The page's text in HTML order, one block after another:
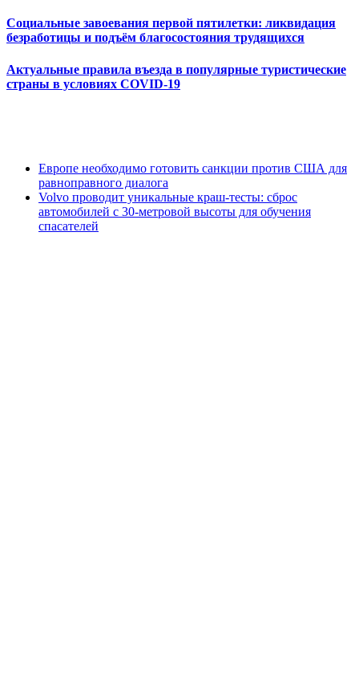
Социальные завоевания первой пятилетки: ликвидация
безработицы и подъём благосостояния трудящихся
Актуальные правила въезда в популярные туристические
страны в условиях COVID-19
Европе необходимо готовить санкции против США для
равноправного диалога
Volvo проводит уникальные краш-тесты: сброс
автомобилей с 30-метровой высоты для обучения
спасателей